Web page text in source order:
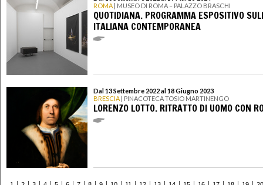
ROMA | MUSEO DI ROMA – PALAZZO BRASCHI
QUOTIDIANA. PROGRAMMA ESPOSITIVO
ITALIANA CONTEMPORANEA
Dal 13 Settembre 2022 al 18 Giugno 2023
BRESCIA | PINACOTECA TOSIO MARTINENGO
LORENZO LOTTO. RITRATTO DI UOMO CON